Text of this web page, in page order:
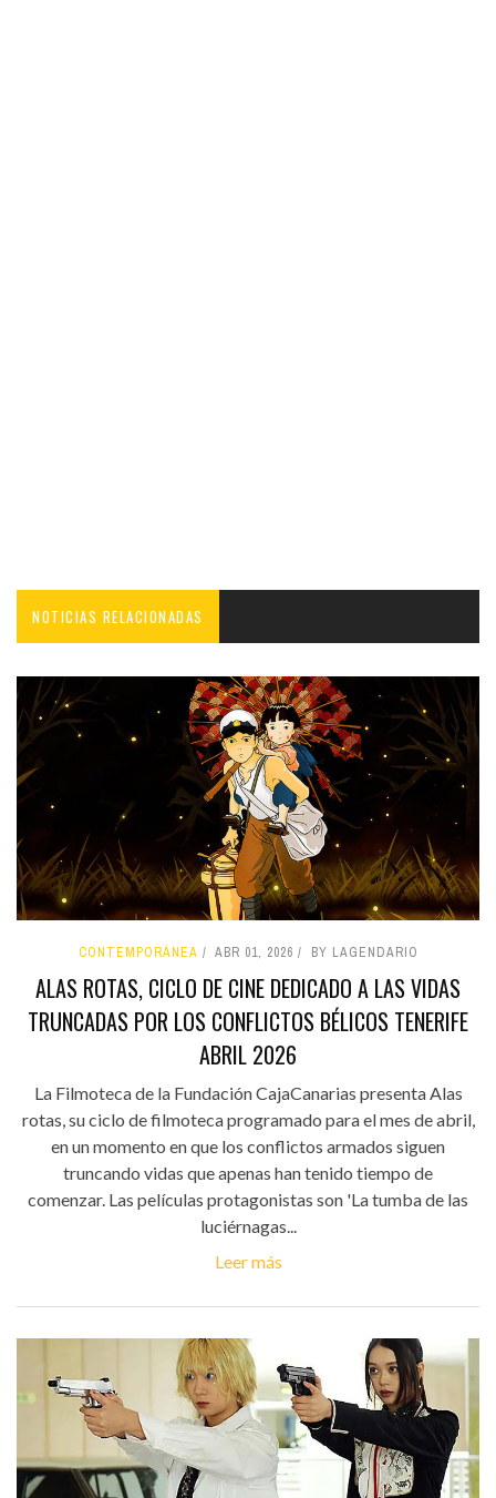
NOTICIAS RELACIONADAS
CONTEMPORÁNEA ABR 01, 2026 BY LAGENDARIO
ALAS ROTAS, CICLO DE CINE DEDICADO A LAS VIDAS
TRUNCADAS POR LOS CONFLICTOS BÉLICOS TENERIFE
ABRIL 2026
La Filmoteca de la Fundación CajaCanarias presenta Alas
rotas, su ciclo de filmoteca programado para el mes de abril,
en un momento en que los conflictos armados siguen
truncando vidas que apenas han tenido tiempo de
comenzar. Las películas protagonistas son 'La tumba de las
luciérnagas...
Leer más